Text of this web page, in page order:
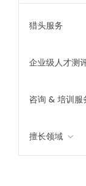
猎头服务
企业级人才测
咨询 & 培训服
擅长领域